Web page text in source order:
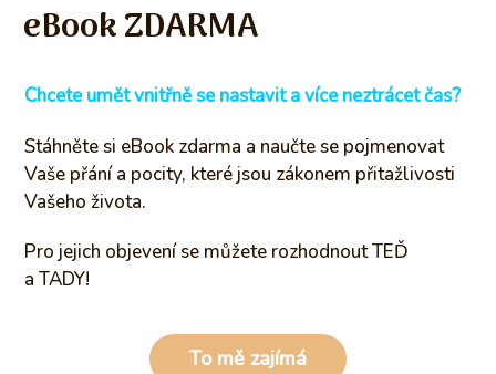
eBook ZDARMA
Chcete umět vnitřně se nastavit a více neztrácet čas?
Stáhněte si eBook zdarma a naučte se pojmenovat
Vaše přání a pocity, které jsou zákonem přitažlivosti
Vašeho života.
Pro jejich objevení se můžete rozhodnout TEĎ
a TADY!
To mě zajímá